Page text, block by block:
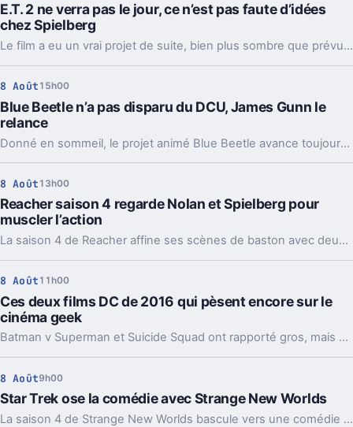
E.T. 2 ne verra pas le jour, ce n’est pas faute d’idées
chez Spielberg
Le film a eu un vrai projet de suite, bien plus sombre que prévu. Mais Steven Spielberg comme les acteurs d’origine refusent toujours d’y toucher.
8 Août 15h00
Blue Beetle n’a pas disparu du DCU, James Gunn le
relance
Donné en sommeil, le projet animé Blue Beetle avance toujours. Une précision de James Gunn qui change aussi la lecture de son retour au cinéma.
8 Août 13h00
Reacher saison 4 regarde Nolan et Spielberg pour
muscler l’action
La saison 4 de Reacher affine ses scènes de baston avec deux modèles très différents, Batman et Indiana Jones. Et ça change pas mal de choses.
8 Août 11h00
Ces deux films DC de 2016 qui pèsent encore sur le
cinéma geek
Batman v Superman et Suicide Squad ont rapporté gros, mais cassé l’élan de DC. Dix ans après, leur ombre guide encore la relance du studio.
8 Août9h00
Star Trek ose la comédie avec Strange New Worlds
La saison 4 de Strange New Worlds bascule vers une comédie d’ivresse improbable. Un détour léger, mais pas si anodin pour Star Trek.